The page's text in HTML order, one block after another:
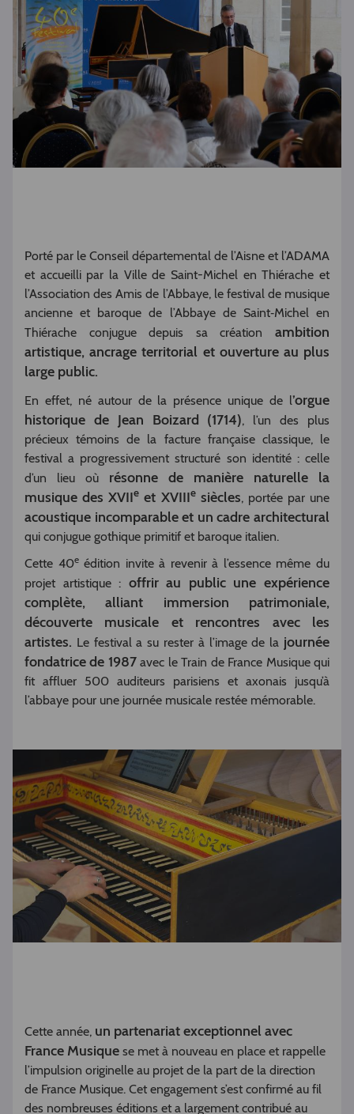
Porté par le Conseil départemental de l’Aisne et l’ADAMA
et accueilli par la Ville de Saint-Michel en Thiérache et
l’Association des Amis de l’Abbaye, le festival de musique
ancienne et baroque de l’Abbaye de Saint‑Michel en
Thiérache conjugue depuis sa création ambition
artistique, ancrage territorial et ouverture au plus
large public.
En effet, né autour de la présence unique de l’orgue
historique de Jean Boizard (1714), l’un des plus
précieux témoins de la facture française classique, le
festival a progressivement structuré son identité : celle
d’un lieu où résonne de manière naturelle la
musique des XVIIe et XVIIIesiècles, portée par une
acoustique incomparable et un cadre architectural
qui conjugue gothique primitif et baroque italien.
Cette 40eédition invite à revenir à l’essence même du
projet artistique : offrir au public une expérience
complète, alliant immersion patrimoniale,
découverte musicale et rencontres avec les
artistes. Le festival a su rester à l’image de la journée
fondatrice de 1987avec le Train de France Musique qui
fit affluer 500 auditeurs parisiens et axonais jusqu’à
l’abbaye pour une journée musicale restée mémorable.
Cette année, un partenariat exceptionnel avec
France Musique se met à nouveau en place et rappelle
l’impulsion originelle au projet de la part de la direction
de France Musique. Cet engagement s’est confirmé au fil
des nombreuses éditions et a largement contribué au